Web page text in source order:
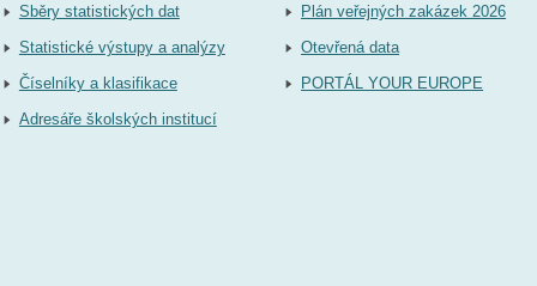
Sběry statistických dat
Statistické výstupy a analýzy
Číselníky a klasifikace
Adresáře školských institucí
Plán veřejných zakázek 2026
Otevřená data
PORTÁL YOUR EUROPE